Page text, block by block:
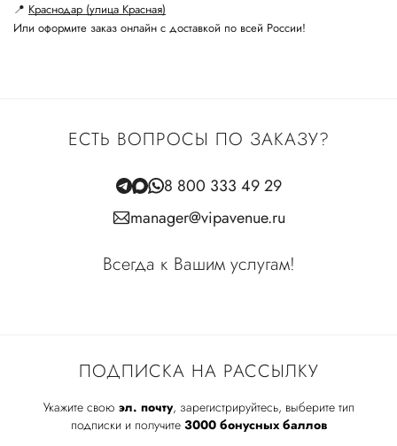
📍 Краснодар (улица Красная)
Или оформите заказ онлайн с доставкой по всей России!
ПОДПИСКА НА РАССЫЛКУ
Укажите свою эл. почту, зарегистрируйтесь, выберите тип
подписки и получите 3000 бонусных баллов
ЕСТЬ ВОПРОСЫ ПО ЗАКАЗУ?
8 800 333 49 29
manager@vipavenue.ru
Всегда к Вашим услугам!